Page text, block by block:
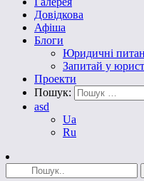
Довідкова
Афіша
Блоги
Юридичні
Запитай у
Проекти
Пошук:
asd
Ua
Ru